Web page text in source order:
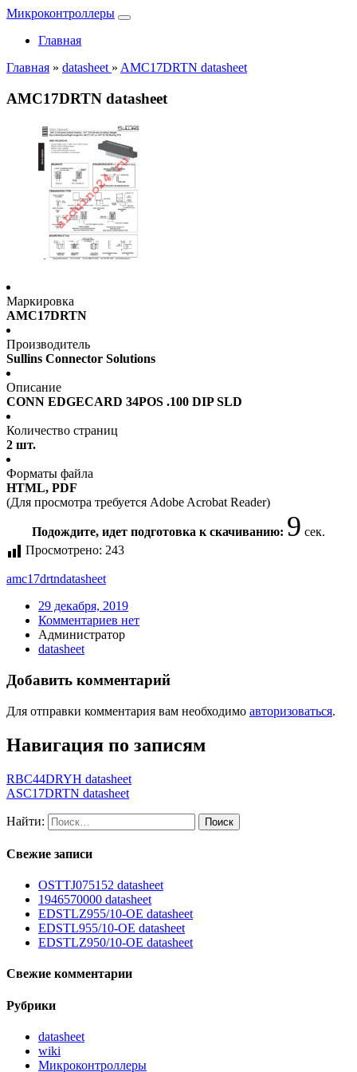
Микроконтроллеры
Главная
Главная » datasheet » AMC17DRTN datasheet
AMC17DRTN datasheet
Маркировка
AMC17DRTN
Производитель
Sullins Connector Solutions
Описание
CONN EDGECARD 34POS .100 DIP SLD
Количество страниц
2 шт.
Форматы файла
HTML, PDF
(Для просмотра требуется Adobe Acrobat Reader)
Подождите, идет подготовка к скачиванию: 9 сек.
Просмотрено: 243
amc17drtndatasheet
29 декабря, 2019
Комментариев нет
Администратор
datasheet
Добавить комментарий
Для отправки комментария вам необходимо авторизоваться.
Навигация по записям
RBC44DRYH datasheet
ASC17DRTN datasheet
Найти:
Свежие записи
OSTTJ075152 datasheet
1946570000 datasheet
EDSTLZ955/10-OE datasheet
EDSTL955/10-OE datasheet
EDSTLZ950/10-OE datasheet
Свежие комментарии
Рубрики
datasheet
wiki
Микроконтроллеры